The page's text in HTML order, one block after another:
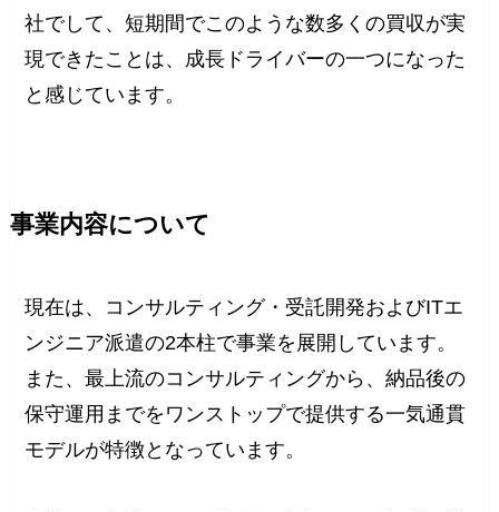
社でして、短期間でこのような数多くの買収が実
現できたことは、成長ドライバーの一つになった
と感じています。
事業内容について
現在は、コンサルティング・受託開発およびITエ
ンジニア派遣の2本柱で事業を展開しています。
また、最上流のコンサルティングから、納品後の
保守運用までをワンストップで提供する一気通貫
モデルが特徴となっています。